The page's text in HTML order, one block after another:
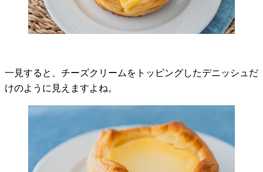
一見すると、チーズクリームをトッピングしたデニッシュだ
けのように見えますよね。